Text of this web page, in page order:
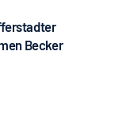
Becker